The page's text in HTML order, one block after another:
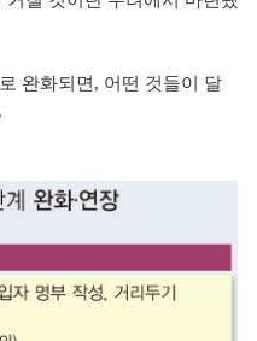
완화되면, 어떤 것들이 달